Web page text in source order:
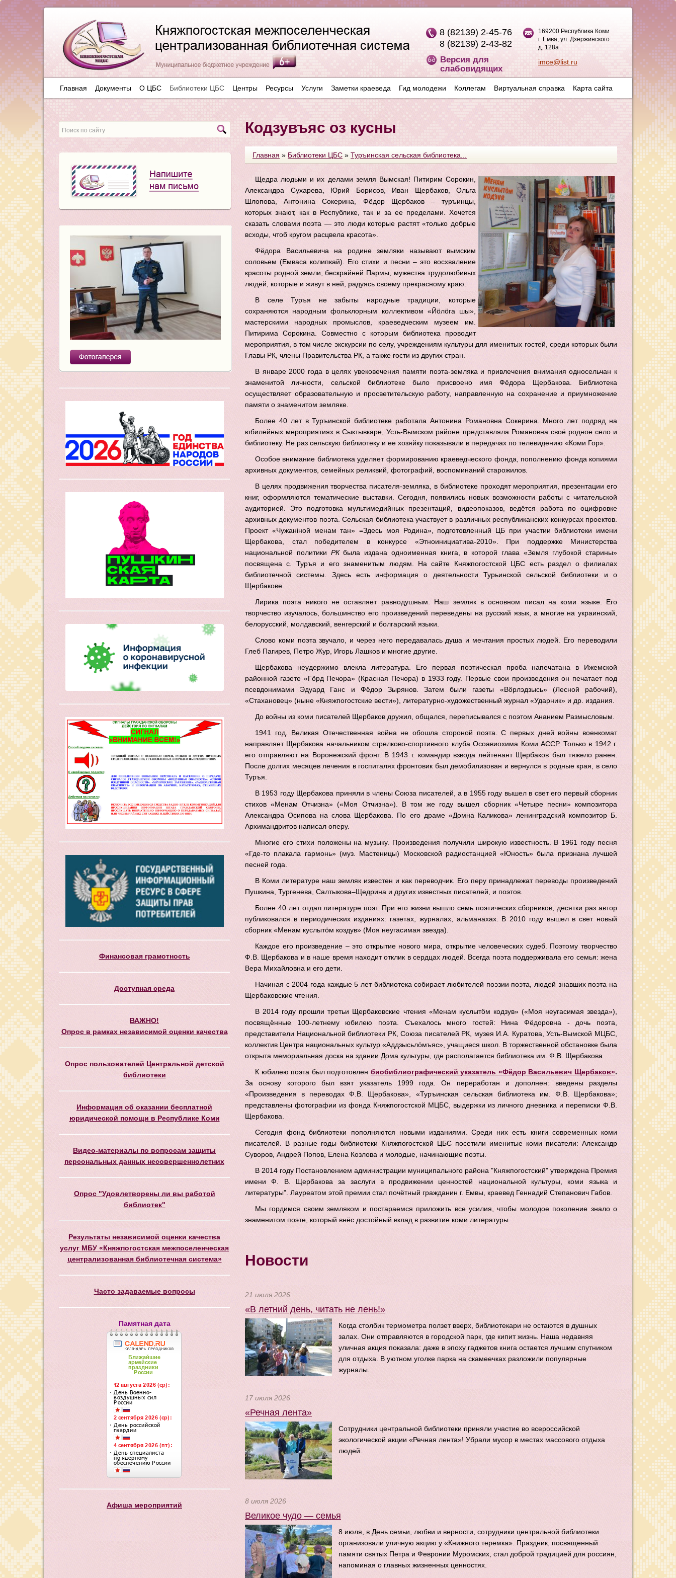
169200 Республика Коми
г. Емва, ул. Дзержинского
д. 128а
imce@list.ru
8 (82139) 2-45-76
8 (82139) 2-43-82
Версия для
слабовидящих
Главная Документы О ЦБС Библиотеки ЦБС Центры Ресурсы Услуги Заметки краеведа Гид молодежи Коллегам Виртуальная справка Карта сайта
Финансовая грамотность
Доступная среда
ВАЖНО!
Опрос в рамках независимой оценки качества
Опрос пользователей Центральной детской
библиотеки
Информация об оказании бесплатной
юридической помощи в Республике Коми
Видео-материалы по вопросам защиты
персональных данных несовершеннолетних
Опрос "Удовлетворены ли вы работой
библиотек"
Результаты независимой оценки качества
услуг МБУ «Княжпогостская межпоселенческая
централизованная библиотечная система»
Часто задаваемые вопросы
Памятная дата
Афиша мероприятий
Кодзувъяс оз кусны
Главная » Библиотеки ЦБС » Туръинская сельская библиотека...
Щедра людьми и их делами земля Вымская! Питирим Сорокин,
Александра Сухарева, Юрий Борисов, Иван Щербаков, Ольга
Шлопова, Антонина Сокерина, Фёдор Щербаков – туръинцы,
которых знают, как в Республике, так и за ее пределами. Хочется
сказать словами поэта — это люди которые растят «только добрые
всходы, чтоб кругом расцвела красота».
Фёдора Васильевича на родине земляки называют вымским
соловьем (Емваса колипкай). Его стихи и песни – это восхваление
красоты родной земли, бескрайней Пармы, мужества трудолюбивых
людей, которые и живут в ней, радуясь своему прекрасному краю.
В селе Туръя не забыты народные традиции, которые
сохраняются народным фольклорным коллективом «Йӧлӧга шы»,
мастерскими народных промыслов, краеведческим музеем им.
Питирима Сорокина. Совместно с которым библиотека проводит
мероприятия, в том числе экскурсии по селу, учреждениям культуры для именитых гостей, среди которых были
Главы РК, члены Правительства РК, а также гости из других стран.
В январе 2000 года в целях увековечения памяти поэта-земляка и привлечения внимания односельчан к
знаменитой личности, сельской библиотеке было присвоено имя Фёдора Щербакова. Библиотека
осуществляет образовательную и просветительскую работу, направленную на сохранение и приумножение
памяти о знаменитом земляке.
Более 40 лет в Туръинской библиотеке работала Антонина Романовна Сокерина. Много лет подряд на
юбилейных мероприятиях в Сыктывкаре, Усть-Вымском районе представляла Романовна своё родное село и
библиотеку. Не раз сельскую библиотеку и ее хозяйку показывали в передачах по телевидению «Коми Гор».
Особое внимание библиотека уделяет формированию краеведческого фонда, пополнению фонда копиями
архивных документов, семейных реликвий, фотографий, воспоминаний старожилов.
В целях продвижения творчества писателя-земляка, в библиотеке проходят мероприятия, презентации его
книг, оформляются тематические выставки. Сегодня, появились новых возможности работы с читательской
аудиторией. Это подготовка мультимедийных презентаций, видеопоказов, ведётся работа по оцифровке
архивных документов поэта. Сельская библиотека участвует в различных республиканских конкурсах проектов.
Проект «Чужанiной менам тан» =Здесь моя Родина», подготовленный ЦБ при участии библиотеки имени
Щербакова, стал победителем в конкурсе «Этноинициатива-2010». При поддержке Министерства
национальной политики РКбыла издана одноименная книга, в которой глава «Земля глубокой старины»
посвящена с. Туръя и его знаменитым людям. На сайте Княжпогостской ЦБС есть раздел о филиалах
библиотечной системы. Здесь есть информация о деятельности Турьинской сельской библиотеки и о
Щербакове.
Лирика поэта никого не оставляет равнодушным. Наш земляк в основном писал на коми языке. Его
творчество изучалось, большинство его произведений переведены на русский язык, а многие на украинский,
белорусский, молдавский, венгерский и болгарский языки.
Слово коми поэта звучало, и через него передавалась душа и мечтания простых людей. Его переводили
Глеб Пагирев, Петро Жур, Игорь Лашков и многие другие.
Щербакова неудержимо влекла литература. Его первая поэтическая проба напечатана в Ижемской
районной газете «Гӧрд Печора» (Красная Печора) в 1933 году. Первые свои произведения он печатает под
псевдонимами Эдуард Ганс и Фёдор Зырянов. Затем были газеты «Вӧрлэдзысь» (Лесной рабочий),
«Стахановец» (ныне «Княжпогостские вести»), литературно-художественный журнал «Ударник» и др. издания.
До войны из коми писателей Щербаков дружил, общался, переписывался с поэтом Ананием Размысловым.
1941 год. Великая Отечественная война не обошла стороной поэта. С первых дней войны военкомат
направляет Щербакова начальником стрелково-спортивного клуба Осоавиохима Коми АССР. Только в 1942 г.
его отправляют на Воронежский фронт. В 1943 г. командир взвода лейтенант Щербаков был тяжело ранен.
После долгих месяцев лечения в госпиталях фронтовик был демобилизован и вернулся в родные края, в село
Туръя.
В 1953 году Щербакова приняли в члены Союза писателей, а в 1955 году вышел в свет его первый сборник
стихов «Менам Отчизна» («Моя Отчизна»). В том же году вышел сборник «Четыре песни» композитора
Александра Осипова на слова Щербакова. По его драме «Домна Каликова» ленинградский композитор Б.
Архимандритов написал оперу.
Многие его стихи положены на музыку. Произведения получили широкую известность. В 1961 году песня
«Где-то плакала гармонь» (муз. Мастеницы) Московской радиостанцией «Юность» была признана лучшей
песней года.
В Коми литературе наш земляк известен и как переводчик. Его перу принадлежат переводы произведений
Пушкина, Тургенева, Салтыкова–Щедрина и других известных писателей, и поэтов.
Более 40 лет отдал литературе поэт. При его жизни вышло семь поэтических сборников, десятки раз автор
публиковался в периодических изданиях: газетах, журналах, альманахах. В 2010 году вышел в свет новый
сборник «Менам куслытöм коздув» (Моя неугасимая звезда).
Каждое его произведение – это открытие нового мира, открытие человеческих судеб. Поэтому творчество
Ф.В. Щербакова и в наше время находит отклик в сердцах людей. Всегда поэта поддерживала его семья: жена
Вера Михайловна и его дети.
Начиная с 2004 года каждые 5 лет библиотека собирает любителей поэзии поэта, людей знавших поэта на
Щербаковские чтения.
В 2014 году прошли третьи Щербаковские чтения «Менам куслытöм кодзув» («Моя неугасимая звезда»),
посвящённые 100-летнему юбилею поэта. Съехалось много гостей: Нина Фёдоровна - дочь поэта,
представители Национальной библиотеки РК, Союза писателей РК, музея И.А. Куратова, Усть-Вымской МЦБС,
коллектив Центра национальных культур «Аддзысьлӧмъяс», учащиеся школ. В торжественной обстановке была
открыта мемориальная доска на здании Дома культуры, где располагается библиотека им. Ф.В. Щербакова
К юбилею поэта был подготовлен биобиблиографический указатель «Фёдор Васильевич Щербаков».
За основу которого был взят указатель 1999 года. Он переработан и дополнен: введены разделы
«Произведения в переводах Ф.В. Щербакова», «Туръинская сельская библиотека им. Ф.В. Щербакова»;
представлены фотографии из фонда Княжпогостской МЦБС, выдержки из личного дневника и переписки Ф.В.
Щербакова.
Сегодня фонд библиотеки пополняются новыми изданиями. Среди них есть книги современных коми
писателей. В разные годы библиотеки Княжпогостской ЦБС посетили именитые коми писатели: Александр
Суворов, Андрей Попов, Елена Козлова и молодые, начинающие поэты.
В 2014 году Постановлением администрации муниципального района "Княжпогостский" утверждена Премия
имени Ф. В. Щербакова за заслуги в продвижении ценностей национальной культуры, коми языка и
литературы". Лауреатом этой премии стал почётный гражданин г. Емвы, краевед Геннадий Степанович Габов.
Мы гордимся своим земляком и постараемся приложить все усилия, чтобы молодое поколение знало о
знаменитом поэте, который внёс достойный вклад в развитие коми литературы.
Новости
21 июля 2026
«В летний день, читать не лень!»
Когда столбик термометра ползет вверх, библиотекари не остаются в душных
залах. Они отправляются в городской парк, где кипит жизнь. Наша недавняя
уличная акция показала: даже в эпоху гаджетов книга остается лучшим спутником
для отдыха. В уютном уголке парка на скамеечках разложили популярные
журналы.
17 июля 2026
«Речная лента»
Сотрудники центральной библиотеки приняли участие во всероссийской
экологической акции «Речная лента»! Убрали мусор в местах массового отдыха
людей.
8 июля 2026
Великое чудо — семья
8 июля, в День семьи, любви и верности, сотрудники центральной библиотеки
организовали уличную акцию у «Книжного теремка». Праздник, посвященный
памяти святых Петра и Февронии Муромских, стал доброй традицией для россиян,
напоминая о главных жизненных ценностях.